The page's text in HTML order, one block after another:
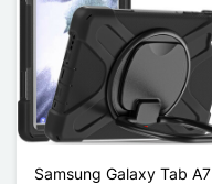
Samsung Galaxy Tab A7